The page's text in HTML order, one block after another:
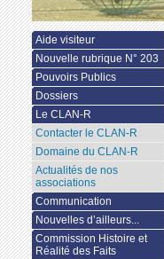
Aide visiteur
Nouvelle rubrique N° 203
Pouvoirs Publics
Dossiers
Le CLAN-R
Contacter le CLAN-R
Domaine du CLAN-R
Actualités de nos
associations
Communication
Nouvelles d’ailleurs...
Commission Histoire et
Réalité des Faits